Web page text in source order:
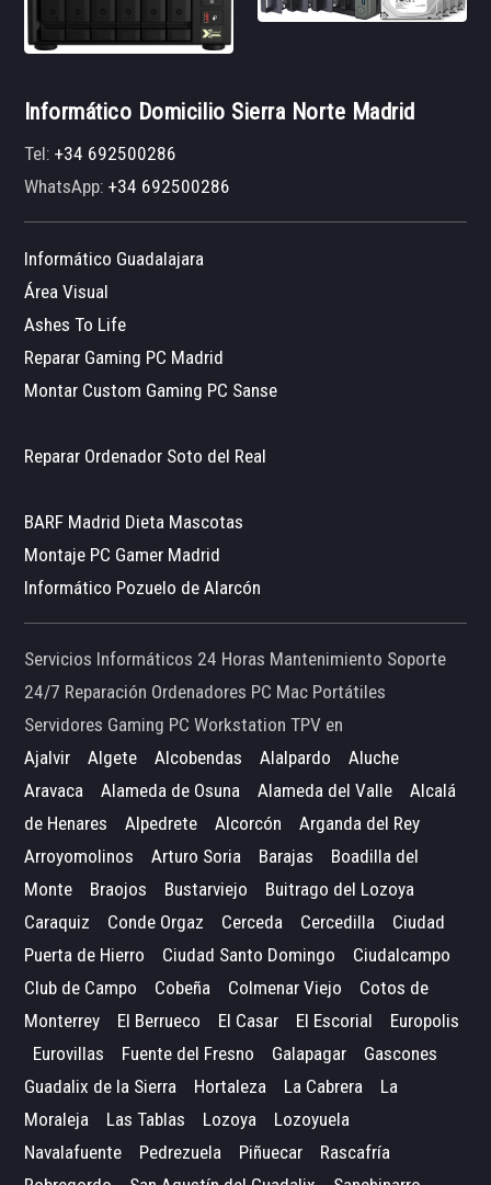
Informático Domicilio Sierra Norte Madrid
Tel:+34 692500286
WhatsApp:+34 692500286
Informático Guadalajara
Área Visual
Ashes To Life
Reparar Gaming PC Madrid
Montar Custom Gaming PC Sanse
Reparar Ordenador Soto del Real
BARF Madrid Dieta Mascotas
Montaje PC Gamer Madrid
Informático Pozuelo de Alarcón
Servicios Informáticos 24 Horas Mantenimiento Soporte
24/7 Reparación Ordenadores PC Mac Portátiles
Servidores Gaming PC Workstation TPV en
Ajalvir
Algete Alcobendas Alalpardo
Aluche
Aravaca
Alameda de Osuna Alameda del Valle
Alcalá
de Henares
Alpedrete Alcorcón
Arganda del Rey
Arroyomolinos
Arturo Soria Barajas
Boadilla del
Monte
Braojos Bustarviejo
Buitrago del Lozoya
Caraquiz
Conde Orgaz Cerceda Cercedilla
Ciudad
Puerta de Hierro
Ciudad Santo Domingo
Ciudalcampo
Club de Campo
Cobeña Colmenar Viejo
Cotos de
Monterrey
El Berrueco El Casar El Escorial
Europolis
Eurovillas
Fuente del Fresno Galapagar
Gascones
Guadalix de la Sierra
Hortaleza La Cabrera
La
Moraleja
Las Tablas Lozoya
Lozoyuela
Navalafuente
Pedrezuela Piñuecar
Rascafría